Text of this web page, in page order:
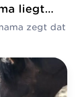
liegt…
zegt dat